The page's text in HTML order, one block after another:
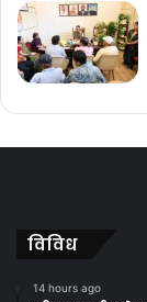
विविध
14 hours ago